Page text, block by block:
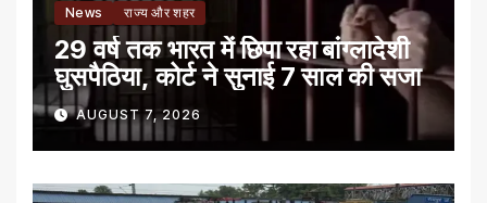
News राज्य और शहर
29 वर्ष तक भारत में छिपा रहा बांग्लादेशी
घुसपैठिया, कोर्ट ने सुनाई 7 साल की सजा
AUGUST 7, 2026